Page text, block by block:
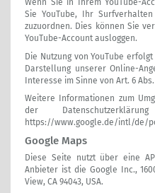
Wenn Sie in Ihrem YouTube-
Sie YouTube, Ihr
zuzuordnen. Dies können Sie
YouTube-Account ausloggen.
Die Nutzung von YouTube
Darstellung unserer Online-
Interesse im Sinne von Art. 6 Abs.
Weitere Informationen zum
der
https://www.google.de/intl/de/
Google Maps
Diese Seite nutzt über eine
Anbieter ist die Google Inc.,
View, CA 94043, USA.